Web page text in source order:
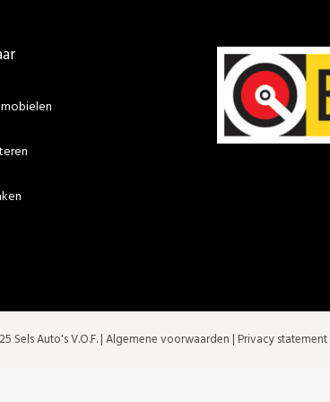
Sels Auto's V.O.F. |Algemene voorwaarden | Privacy statement